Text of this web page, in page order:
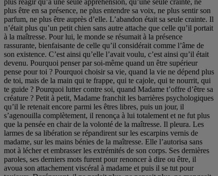
plus réagir qu’à une seule appréhension, qu’une seule crainte, ne
plus être en sa présence, ne plus entendre sa voix, ne plus sentir son
parfum, ne plus être auprès d’elle. L’abandon était sa seule crainte. Il
n’était plus qu’un petit chien sans autre attache que celle qu’il portait
à la maîtresse. Pour lui, le monde se résumait à la présence
rassurante, bienfaisante de celle qu’il considérait comme l’âme de
son existence. C’est ainsi qu’elle l’avait voulu, c’est ainsi qu’il était
devenu. Pourquoi penser par soi-même quand un être supérieur
pense pour toi ? Pourquoi choisir sa vie, quand la vie ne dépend plus
de toi, mais de la main qui te frappe, qui te cajole, qui te nourrit, qui
te guide ? Pourquoi lutter contre soi, quand Madame t’offre d’être sa
créature ? Petit à petit, Madame franchit les barrières psychologiques
qu’il le retenait encore parmi les êtres libres, puis un jour, il
s’agenouilla complètement, il renonça à lui totalement et ne fut plus
que la pensée en chair de la volonté de la maîtresse. Il pleura. Les
larmes de sa libération se répandirent sur les escarpins vernis de
madame, sur les mains bénies de la maîtresse. Elle l’autorisa sans
mot à lécher et embrasser les extrémités de son corps. Ses dernières
paroles, ses derniers mots furent pour renoncer à dire ou être, il
avoua son attachement viscéral à madame et puis il se tut pour